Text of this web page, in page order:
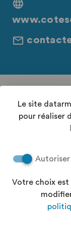
Aide
Plan
Le site
pour réaliser
Autoriser
Votre choix est